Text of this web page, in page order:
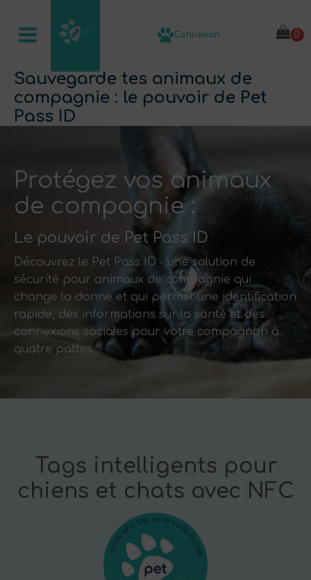
Connexion
Sauvegarde tes animaux de
compagnie : le pouvoir de Pet
Pass ID
Protégez vos animaux
de compagnie :
Le pouvoir de Pet Pass ID
Découvrez le Pet Pass ID - une solution de
sécurité pour animaux de compagnie qui
change la donne et qui permet une identification
rapide, des informations sur la santé et des
connexions sociales pour votre compagnon à
quatre pattes.
Tags intelligents pour
chiens et chats avec NFC